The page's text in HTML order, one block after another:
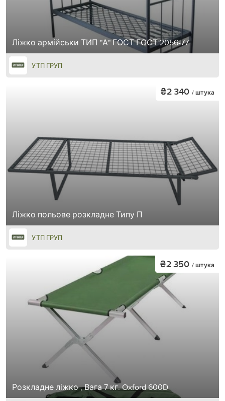
Ліжко армійськи ТИП "А" ГОСТ ГОСТ 2056-77
УТП ГРУП
Ліжко польове розкладне Типу П
₴2 340 / штука
УТП ГРУП
Розкладне ліжко , Вага 7 кг. Oxford 600D
₴2 350 / штука